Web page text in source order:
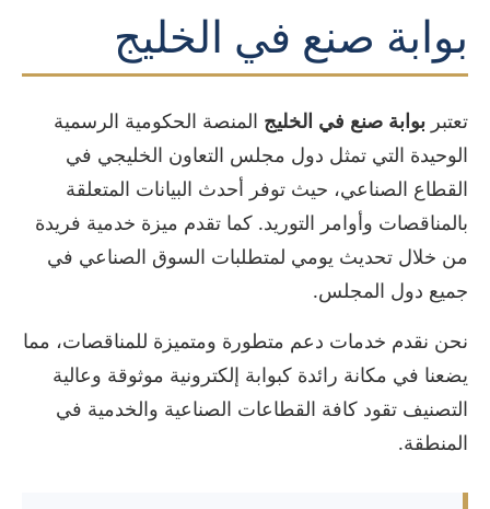
بوابة صنع في الخليج
تعتبر بوابة صنع في الخليج المنصة الحكومية الرسمية
الوحيدة التي تمثل دول مجلس التعاون الخليجي في
القطاع الصناعي، حيث توفر أحدث البيانات المتعلقة
بالمناقصات وأوامر التوريد. كما تقدم ميزة خدمية فريدة
من خلال تحديث يومي لمتطلبات السوق الصناعي في
جميع دول المجلس.
نحن نقدم خدمات دعم متطورة ومتميزة للمناقصات، مما
يضعنا في مكانة رائدة كبوابة إلكترونية موثوقة وعالية
التصنيف تقود كافة القطاعات الصناعية والخدمية في
المنطقة.